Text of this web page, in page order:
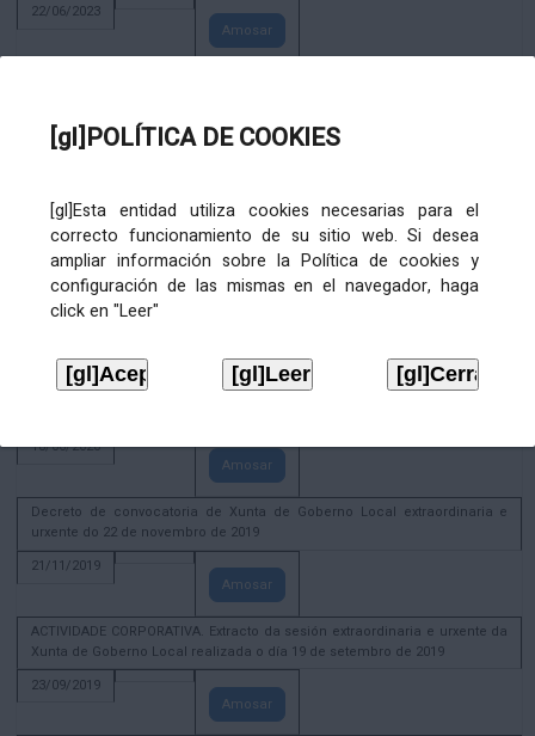
[gl]POLÍTICA DE COOKIES
[gl]Esta entidad utiliza cookies necesarias para el
correcto funcionamiento de su sitio web. Si desea
ampliar información sobre la Política de cookies y
configuración de las mismas en el navegador, haga
click en "Leer"
22/06/2023
Amosar
Amosar
28/12/2020
Amosar
ACTIVIDADE CORPORATIVA. Extracto do Pleno ordinario de data 2.7.2020
ACTIVIDADE CORPORATIVA. Extracto da Xunta de Goberno Local de 17 de
18/06/2020
Amosar
Decreto de convocatoria de Xunta de Goberno Local extraordinaria e
urxente do 22 de novembro de 2019
21/11/2019
Amosar
ACTIVIDADE CORPORATIVA. Extracto da sesión extraordinaria e urxente da
Xunta de Goberno Local realizada o día 19 de setembro de 2019
23/09/2019
Amosar